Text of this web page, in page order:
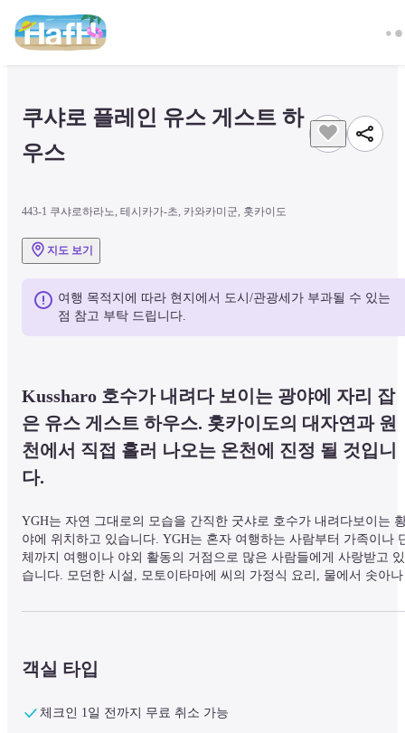
쿠샤로 플레인 유스 게스트 하
우스
443-1 쿠샤로하라노, 테시카가-초, 카와카미군, 홋카이도
지도 보기
여행 목적지에 따라 현지에서 도시/관광세가 부과될 수 있는
점 참고 부탁 드립니다.
Kussharo 호수가 내려다 보이는 광야에 자리 잡
은 유스 게스트 하우스. 홋카이도의 대자연과 원
천에서 직접 흘러 나오는 온천에 진정 될 것입니
다.
YGH는 자연 그대로의 모습을 간직한 굿샤로 호수가 내려다보이는
야에 위치하고 있습니다. YGH는 혼자 여행하는 사람부터 가족이나
체까지 여행이나 야외 활동의 거점으로 많은 사람들에게 사랑받고 있
습니다. 모던한 시설, 모토이타마에 씨의 가정식 요리, 물에서 솟아나
다리고 있습니다. 또한 홋카이도 동부의 중심부에 위치하고 있기 때
요.
객실 타입
체크인 1일 전까지 무료 취소 가능